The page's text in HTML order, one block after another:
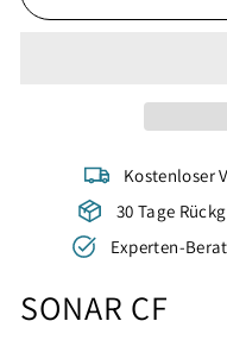
Kostenloser
30 Tage
Experten-
SONAR CF